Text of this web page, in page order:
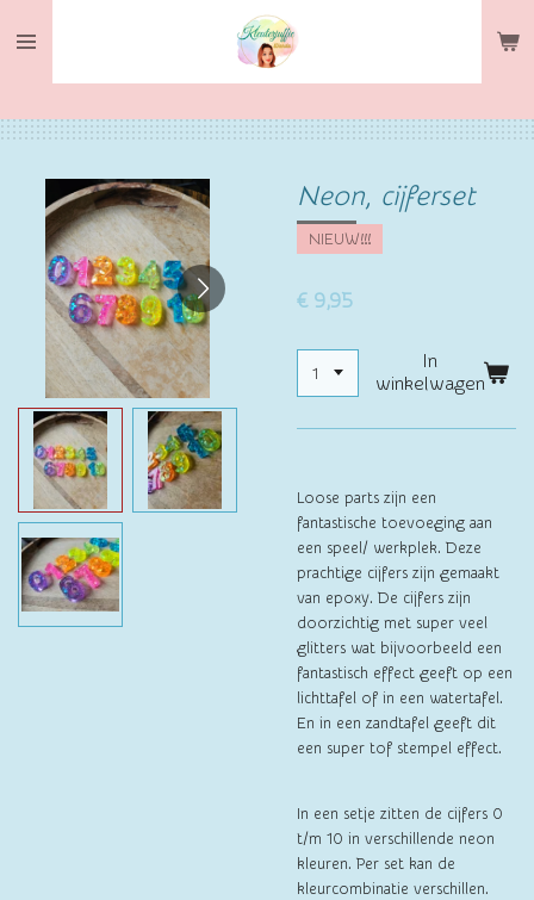
direct
hoofdinhoud
Neon, cijferset
NIEUW!!!
€ 9,95
In
winkelwagen
Loose parts zijn een
fantastische toevoeging aan
een speel/ werkplek. Deze
prachtige cijfers zijn gemaakt
van epoxy. De cijfers zijn
doorzichtig met super veel
glitters wat bijvoorbeeld een
fantastisch effect geeft op een
lichttafel of in een watertafel.
En in een zandtafel geeft dit
een super tof stempel effect.
In een setje zitten de cijfers 0
t/m 10 in verschillende neon
kleuren. Per set kan de
kleurcombinatie verschillen.